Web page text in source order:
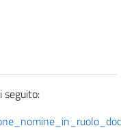
seguito: